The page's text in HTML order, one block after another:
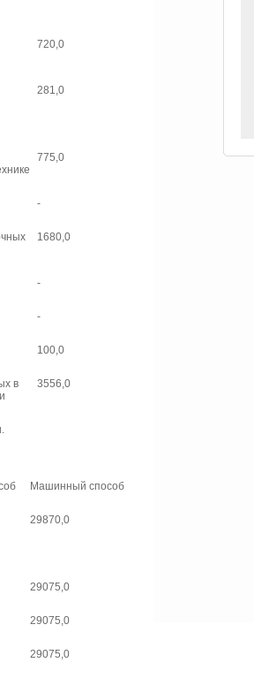
720,0
281,0
775,0
-
1680,0
-
-
100,0
в
3556,0
Машинный способ
29870,0
29075,0
29075,0
29075,0